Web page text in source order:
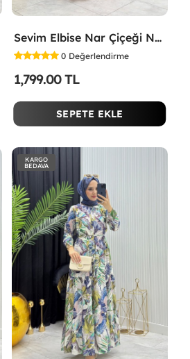
Sevim Elbise Nar Çiçeği Nar Çiçeği
0 Değerlendirme
1,799.00 TL
SEPETE EKLE
KARGO
BEDAVA